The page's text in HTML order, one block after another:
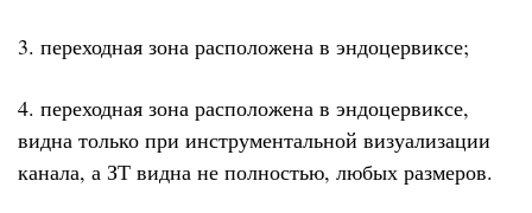
3. переходная зона расположена в эндоцервиксе;
4. переходная зона расположена в эндоцервиксе,
видна только при инструментальной визуализации
канала, а ЗТ видна не полностью, любых размеров.